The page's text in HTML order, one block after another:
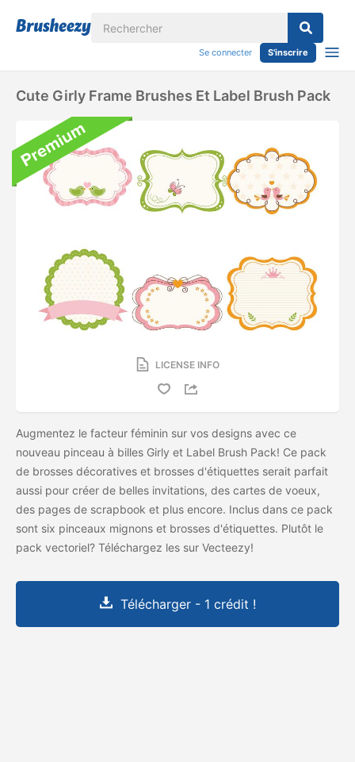
Se connecter S'inscrire
Cute Girly Frame Brushes Et Label Brush Pack
LICENSE INFO
Augmentez le facteur féminin sur vos designs avec ce
nouveau pinceau à billes Girly et Label Brush Pack! Ce pack
de brosses décoratives et brosses d'étiquettes serait parfait
aussi pour créer de belles invitations, des cartes de voeux,
des pages de scrapbook et plus encore. Inclus dans ce pack
sont six pinceaux mignons et brosses d'étiquettes. Plutôt le
pack vectoriel? Téléchargez les sur Vecteezy!
Télécharger - 1 crédit !